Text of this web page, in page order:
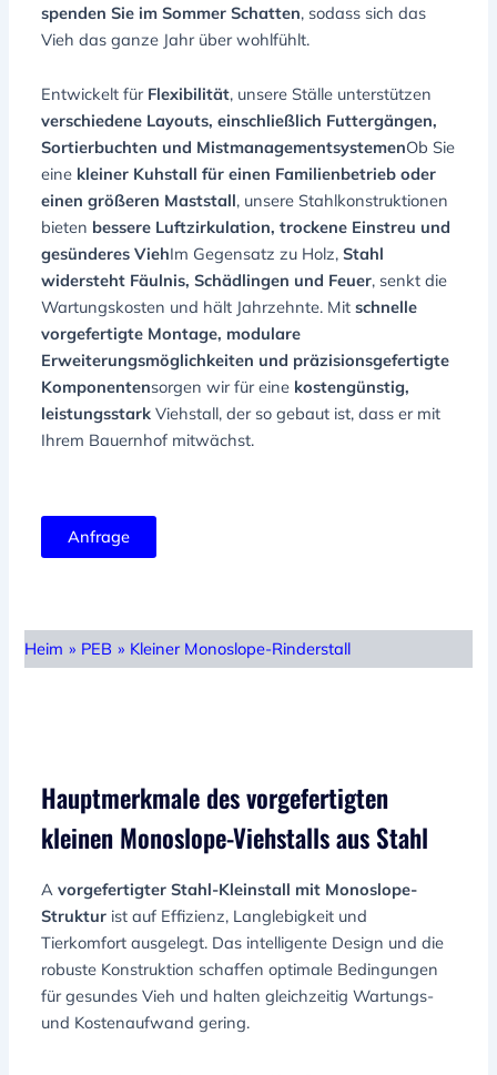
spenden Sie im Sommer Schatten, sodass sich das
Vieh das ganze Jahr über wohlfühlt.
Entwickelt für Flexibilität, unsere Ställe unterstützen
verschiedene Layouts, einschließlich Futtergängen,
Sortierbuchten und MistmanagementsystemenOb Sie
eine kleiner Kuhstall für einen Familienbetrieb oder
einen größeren Maststall, unsere Stahlkonstruktionen
bieten bessere Luftzirkulation, trockene Einstreu und
gesünderes ViehIm Gegensatz zu Holz,Stahl
widersteht Fäulnis, Schädlingen und Feuer, senkt die
Wartungskosten und hält Jahrzehnte. Mitschnelle
vorgefertigte Montage, modulare
Erweiterungsmöglichkeiten und präzisionsgefertigte
Komponentensorgen wir für eine kostengünstig,
leistungsstark Viehstall, der so gebaut ist, dass er mit
Ihrem Bauernhof mitwächst.
Anfrage
Heim » PEB » Kleiner Monoslope-Rinderstall
Hauptmerkmale des vorgefertigten
kleinen Monoslope-Viehstalls aus Stahl
Avorgefertigter Stahl-Kleinstall mit Monoslope-
Struktur ist auf Effizienz, Langlebigkeit und
Tierkomfort ausgelegt. Das intelligente Design und die
robuste Konstruktion schaffen optimale Bedingungen
für gesundes Vieh und halten gleichzeitig Wartungs-
und Kostenaufwand gering.